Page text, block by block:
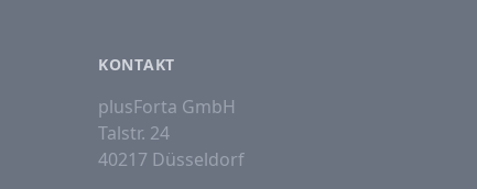
KONTAKT
plusForta GmbH
Talstr. 24
40217 Düsseldorf